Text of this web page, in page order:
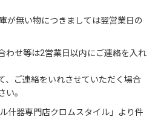
が無い物につきましては翌営業日の
わせ等は2営業日以内にご連絡を入れ
、ご連絡をいれさせていただく場合
い。
什器専門店クロムスタイル」より件